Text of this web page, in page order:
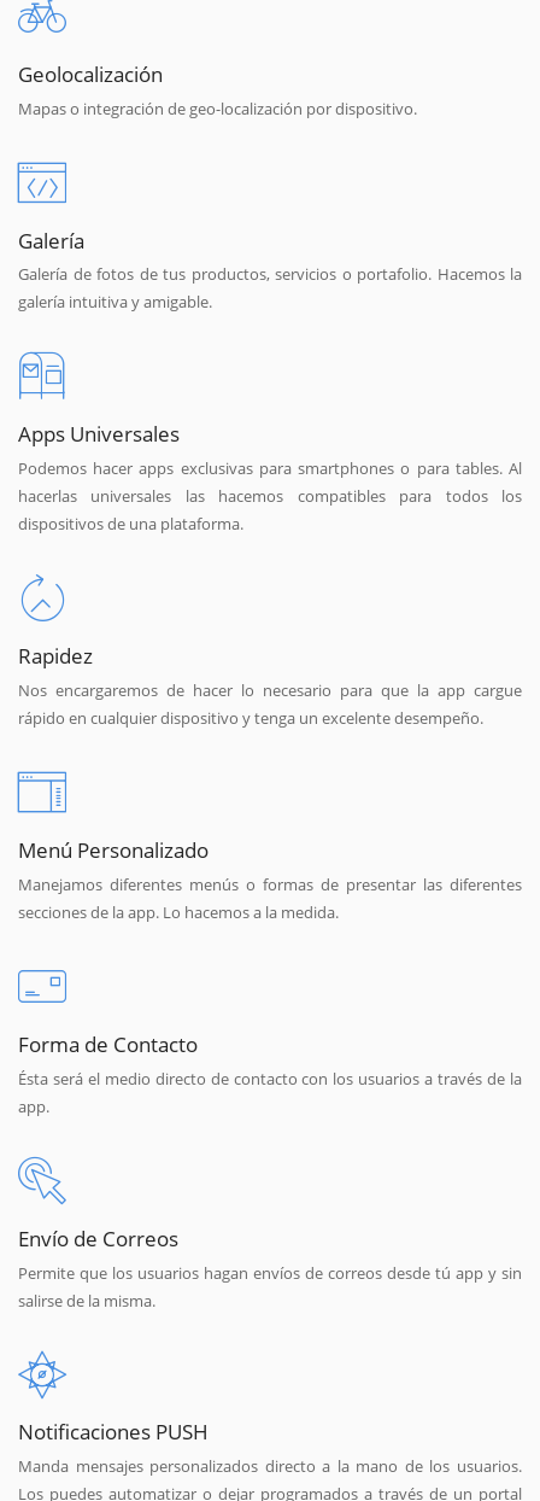
Geolocalización
Mapas o integración de geo-localización por dispositivo.
Galería
Galería de fotos de tus productos, servicios o portafolio. Hacemos la
galería intuitiva y amigable.
Apps Universales
Podemos hacer apps exclusivas para smartphones o para tables. Al
hacerlas universales las hacemos compatibles para todos los
dispositivos de una plataforma.
Rapidez
Nos encargaremos de hacer lo necesario para que la app cargue
rápido en cualquier dispositivo y tenga un excelente desempeño.
Menú Personalizado
Manejamos diferentes menús o formas de presentar las diferentes
secciones de la app. Lo hacemos a la medida.
Forma de Contacto
Ésta será el medio directo de contacto con los usuarios a través de la
app.
Envío de Correos
Permite que los usuarios hagan envíos de correos desde tú app y sin
salirse de la misma.
Notificaciones PUSH
Manda mensajes personalizados directo a la mano de los usuarios.
Los puedes automatizar o dejar programados a través de un portal